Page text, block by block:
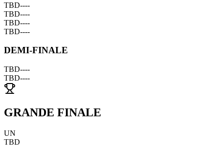
TBD----
TBD----
TBD----
TBD----
DEMI-FINALE
TBD----
TBD----
GRANDE FINALE
UN
TBD